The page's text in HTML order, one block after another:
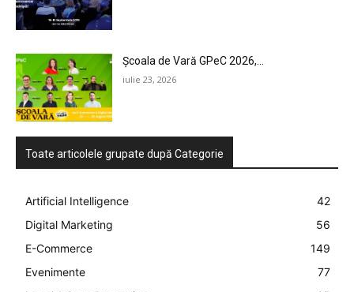
Școala de Vară GPeC 2026,...
iulie 23, 2026
Toate articolele grupate după Categorie
Artificial Intelligence
42
Digital Marketing
56
E-Commerce
149
Evenimente
77